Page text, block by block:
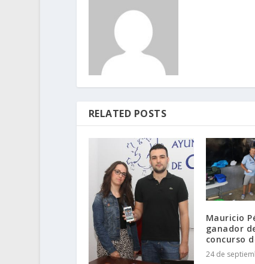
RELATED POSTS
Mauricio
ganador
concurso
24 de